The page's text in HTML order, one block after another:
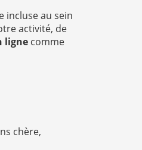
incluse au sein
activité, de
ligne comme
chère,